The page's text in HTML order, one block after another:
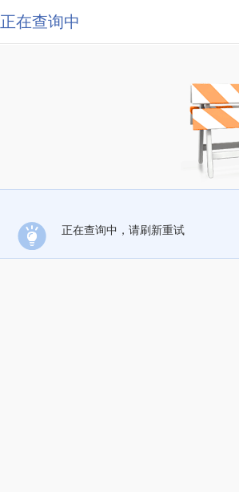
正在查询中
正在查询中，请刷新重试